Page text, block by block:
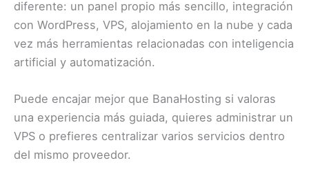
diferente: un panel propio más sencillo, integración
con WordPress, VPS, alojamiento en la nube y cada
vez más herramientas relacionadas con inteligencia
artificial y automatización.
Puede encajar mejor que BanaHosting si valoras
una experiencia más guiada, quieres administrar un
VPS o prefieres centralizar varios servicios dentro
del mismo proveedor.